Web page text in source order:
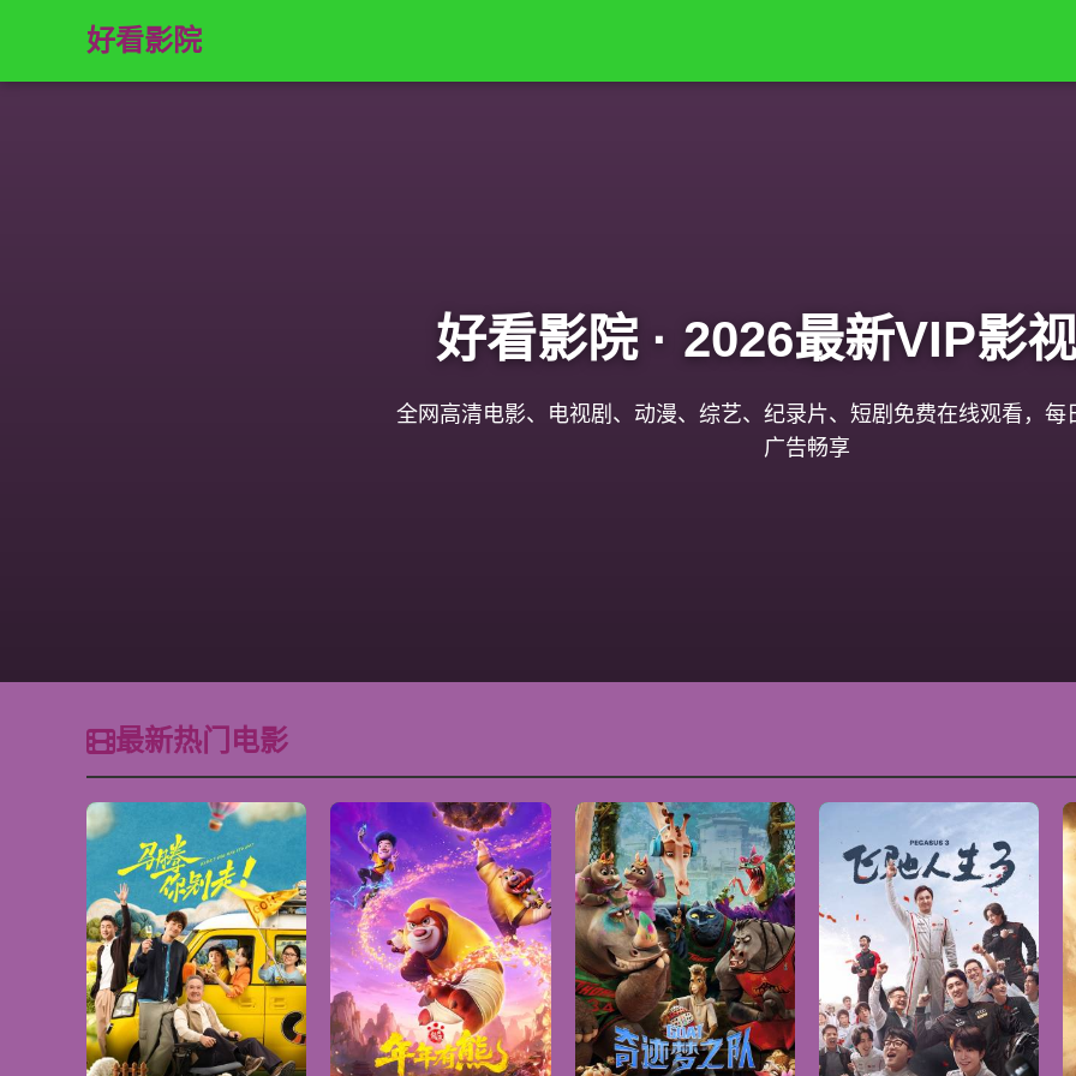
好看影院
好看影院 · 2026最新VIP影
全网高清电影、电视剧、动漫、综艺、纪录片、短剧免费在线观看，每
广告畅享
最新热门电影